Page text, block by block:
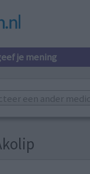
je mening
een ander